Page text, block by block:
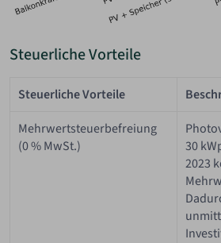
Steuerliche Vorteile
Steuerliche Vorteile
Mehrwertsteuerbefreiung
(0 % MwSt.)
30
2023